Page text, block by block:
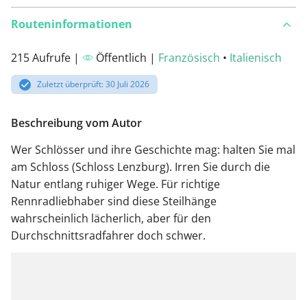
Routeninformationen
215 Aufrufe | Öffentlich | Französisch • Italienisch
Zuletzt überprüft: 30 Juli 2026
Beschreibung vom Autor
Wer Schlösser und ihre Geschichte mag: halten Sie mal
am Schloss (Schloss Lenzburg). Irren Sie durch die
Natur entlang ruhiger Wege. Für richtige
Rennradliebhaber sind diese Steilhänge
wahrscheinlich lächerlich, aber für den
Durchschnittsradfahrer doch schwer.